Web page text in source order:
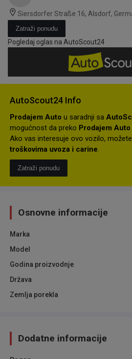
Siersdorfer Straße 16, Alsdorf,
Zatraži ponudu
Pogledaj oglas na AutoScout24
AutoScout24 Info
Prodajem Auto u saradnji sa
mogućnost da preko Prodajem Auto
Ako vas interesuje ovo vozilo, možete
troškovima uvoza i carine.
Zatraži ponudu
Osnovne informacije
Marka
Model
Godina proizvodnje
Država
Zemlja porekla
Dodatne informacije